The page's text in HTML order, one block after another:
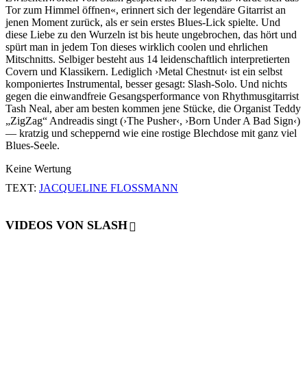
Tor zum Himmel öffnen«, erinnert sich der legendäre Gitarrist an
jenen Moment zurück, als er sein erstes Blues-Lick spielte. Und
diese Liebe zu den Wurzeln ist bis heute ungebrochen, das hört und
spürt man in jedem Ton dieses wirklich coolen und ehrlichen
Mitschnitts. Selbiger besteht aus 14 leidenschaftlich interpretierten
Covern und Klassikern. Lediglich ›Metal Chestnut‹ ist ein selbst
komponiertes Instrumental, besser gesagt: Slash-Solo. Und nichts
gegen die einwandfreie Gesangsperformance von Rhythmusgitarrist
Tash Neal, aber am besten kommen jene Stücke, die Organist Teddy
„ZigZag“ Andreadis singt (›The Pusher‹, ›Born Under A Bad Sign‹)
— kratzig und scheppernd wie eine rostige Blechdose mit ganz viel
Blues-Seele.
Keine Wertung
TEXT: JACQUELINE FLOSSMANN
VIDEOS VON SLASH